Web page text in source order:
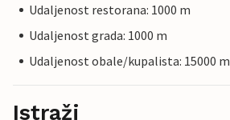
Udaljenost restorana: 1000 m
Udaljenost grada: 1000 m
Udaljenost obale/kupalista: 15000 m
Istraži